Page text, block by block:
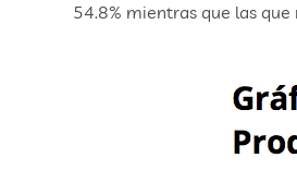
54.8% mientras que las